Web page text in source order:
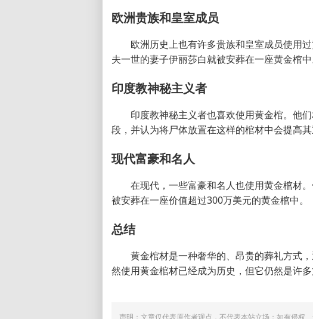
欧洲贵族和皇室成员
欧洲历史上也有许多贵族和皇室成员使用
夫一世的妻子伊丽莎白就被安葬在一座黄金棺中
印度教神秘主义者
印度教神秘主义者也喜欢使用黄金棺。他
段，并认为将尸体放置在这样的棺材中会提高其
现代富豪和名人
在现代，一些富豪和名人也使用黄金棺材
被安葬在一座价值超过300万美元的黄金棺中。
总结
黄金棺材是一种奢华的、昂贵的葬礼方式
然使用黄金棺材已经成为历史，但它仍然是许
声明：文章仅代表原作者观点，不代表本站立场；如有侵权